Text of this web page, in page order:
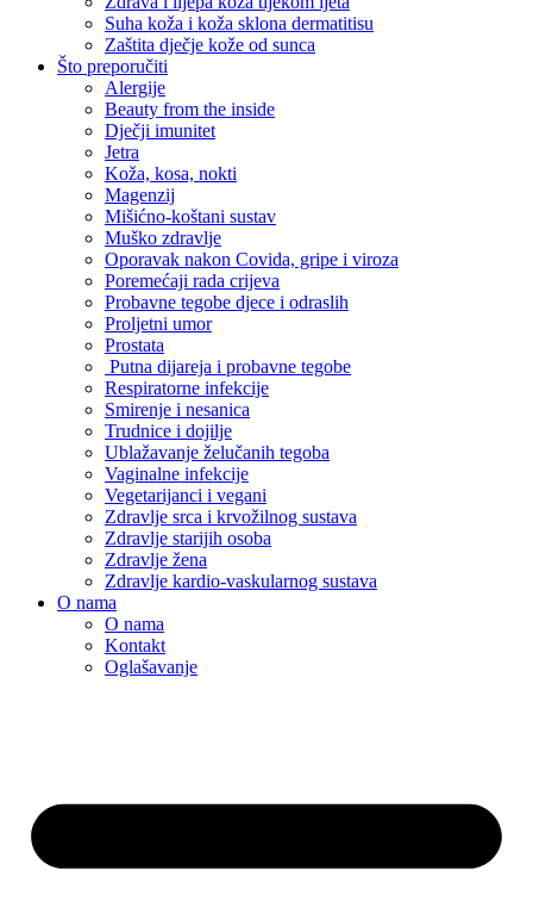
Suha koža i koža sklona dermatitisu
Zaštita dječje kože od sunca
Što preporučiti
Alergije
Beauty from the inside
Dječji imunitet
Jetra
Koža, kosa, nokti
Magenzij
Mišićno-koštani sustav
Muško zdravlje
Oporavak nakon Covida, gripe i viroza
Poremećaji rada crijeva
Probavne tegobe djece i odraslih
Proljetni umor
Prostata
Putna dijareja i probavne tegobe
Respiratorne infekcije
Smirenje i nesanica
Trudnice i dojilje
Ublažavanje želučanih tegoba
Vaginalne infekcije
Vegetarijanci i vegani
Zdravlje srca i krvožilnog sustava
Zdravlje starijih osoba
Zdravlje žena
Zdravlje kardio-vaskularnog sustava
O nama
O nama
Kontakt
Oglašavanje